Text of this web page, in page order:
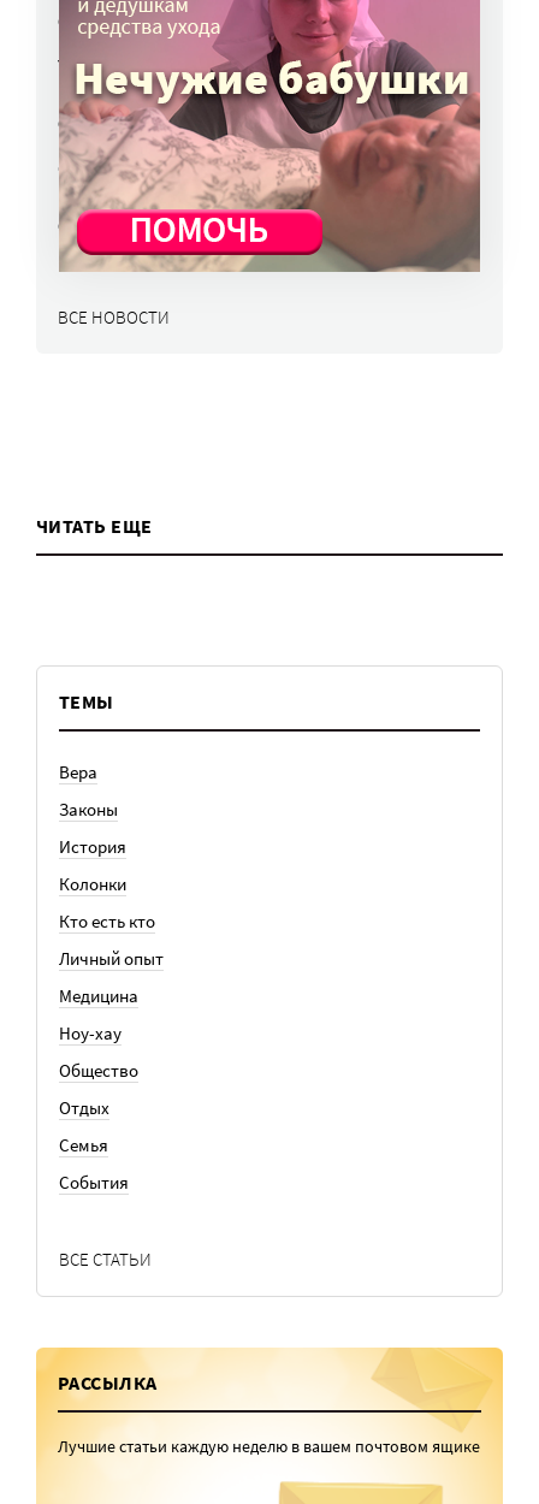
6 авг, 14:44
Улучшить питание заключенных намерен
Минюст
6 авг, 13:19
Обязать самозанятых платить пенсионные
взносы предлагают профсоюзы
6 авг, 10:51
ВСЕ НОВОСТИ
ЧИТАТЬ ЕЩЕ
ТЕМЫ
Вера
Законы
История
Колонки
Кто есть кто
Личный опыт
Медицина
Ноу-хау
Общество
Отдых
Семья
События
ВСЕ СТАТЬИ
РАССЫЛКА
Лучшие статьи каждую неделю в вашем почтовом ящике